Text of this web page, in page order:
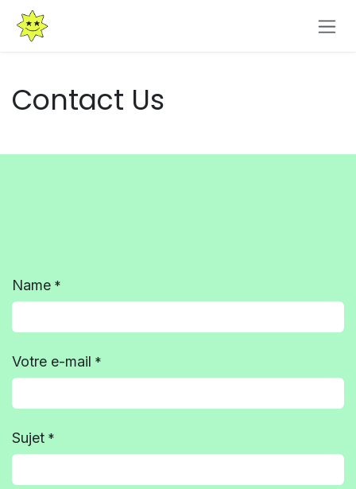
Skip to Content
Contact Us
Name *
Votre e-mail *
Sujet *